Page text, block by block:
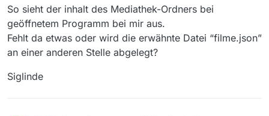
So sieht der inhalt des Mediathek-Ordners bei
geöffnetem Programm bei mir aus.
Fehlt da etwas oder wird die erwähnte Datei “filme.json”
an einer anderen Stelle abgelegt?
Siglinde